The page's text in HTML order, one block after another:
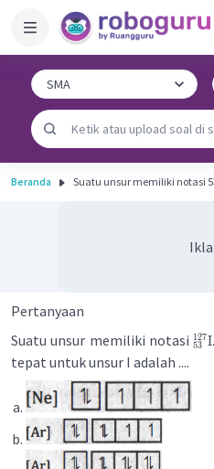
Beranda Suatu unsur memiliki notasi
Pertanyaan
Suatu unsur memiliki notasi 53
127I
tepat untuk unsur I adalah ....